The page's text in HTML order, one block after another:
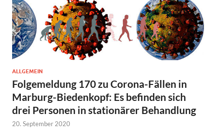
ALLGEMEIN
Folgemeldung 170 zu Corona-Fällen in
Marburg-Biedenkopf: Es befinden sich
drei Personen in stationärer Behandlung
20. September 2020